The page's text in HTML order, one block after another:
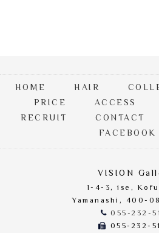
HOME HAIR
PRICE
ACCESS
RECRUIT
CONTACT
FACEBOOK
VISION
1-4-3, ise,
Yamanashi, 400-
055-232-
055-232-